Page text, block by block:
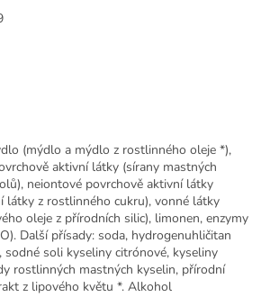
(mýdlo a mýdlo z rostlinného oleje *),
aktivní látky (sírany mastných
neiontové povrchově aktivní látky
látky z rostlinného cukru), vonné látky
oleje z přírodních silic), limonen, enzymy
Další přísady: soda, hydrogenuhličitan
sodné soli kyseliny citrónové, kyseliny
rostlinných mastných kyselin, přírodní
z lipového květu *. Alkohol